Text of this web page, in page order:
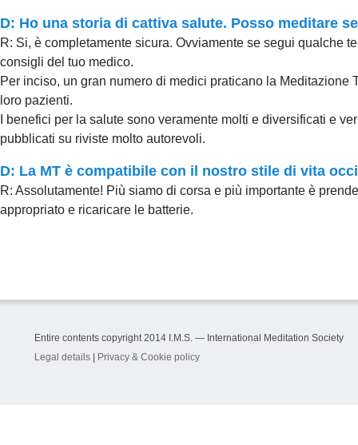
D: Ho una storia di cattiva salute. Posso meditare
R: Si, è completamente sicura. Ovviamente se segui qualche
consigli del tuo medico.
Per inciso, un gran numero di medici praticano la Meditazione
loro pazienti.
I benefici per la salute sono veramente molti e diversificati e
pubblicati su riviste molto autorevoli.
D: La MT è compatibile con il nostro stile di vita
R: Assolutamente! Più siamo di corsa e più importante è
appropriato e ricaricare le batterie.
Entire contents copyright 2014 I.M.S. — International Meditation Society
Legal details
Privacy & Cookie policy